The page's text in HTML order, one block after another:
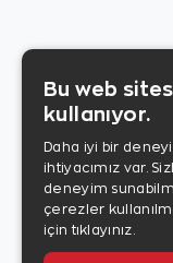
Bu web
kullanıyor.
Daha iyi bir
ihtiyacımız var.
deneyim
çerezler
için tıklayınız.